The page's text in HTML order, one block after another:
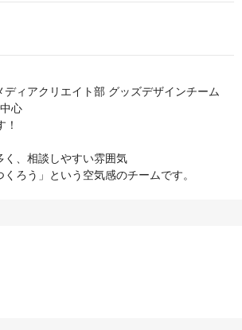
ディアクリエイト部 グッズデザインチーム
心
！
く、相談しやすい雰囲気
くろう」という空気感のチームです。